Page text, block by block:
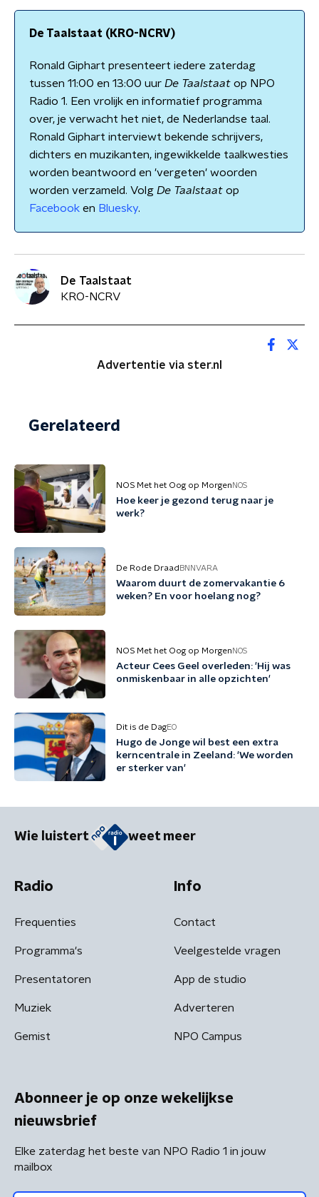
De Taalstaat (KRO-NCRV)
Ronald Giphart presenteert iedere zaterdag
tussen 11:00 en 13:00 uur De Taalstaat op NPO
Radio 1. Een vrolijk en informatief programma
over, je verwacht het niet, de Nederlandse taal.
Ronald Giphart interviewt bekende schrijvers,
dichters en muzikanten, ingewikkelde taalkwesties
worden beantwoord en 'vergeten' woorden
worden verzameld. Volg De Taalstaat op
Facebook en Bluesky.
De Taalstaat
KRO-NCRV
Advertentie via ster.nl
Gerelateerd
NOS Met het Oog op Morgen NOS
Hoe keer je gezond terug naar je
werk?
De Rode Draad BNNVARA
Waarom duurt de zomervakantie 6
weken? En voor hoelang nog?
NOS Met het Oog op Morgen NOS
Acteur Cees Geel overleden: 'Hij was
onmiskenbaar in alle opzichten'
Dit is de DagEO
Hugo de Jonge wil best een extra
kerncentrale in Zeeland: 'We worden
er sterker van'
Wie luistert weet meer
Radio
Frequenties
Programma's
Presentatoren
Muziek
Gemist
Info
Contact
Veelgestelde vragen
App de studio
Adverteren
NPO Campus
Abonneer je op onze wekelijkse
nieuwsbrief
Elke zaterdag het beste van NPO Radio 1 in jouw
mailbox